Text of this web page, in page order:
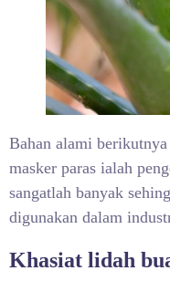
Bahan alami
masker paras ialah
sangatlah banyak
digunakan dalam
Khasiat lidah